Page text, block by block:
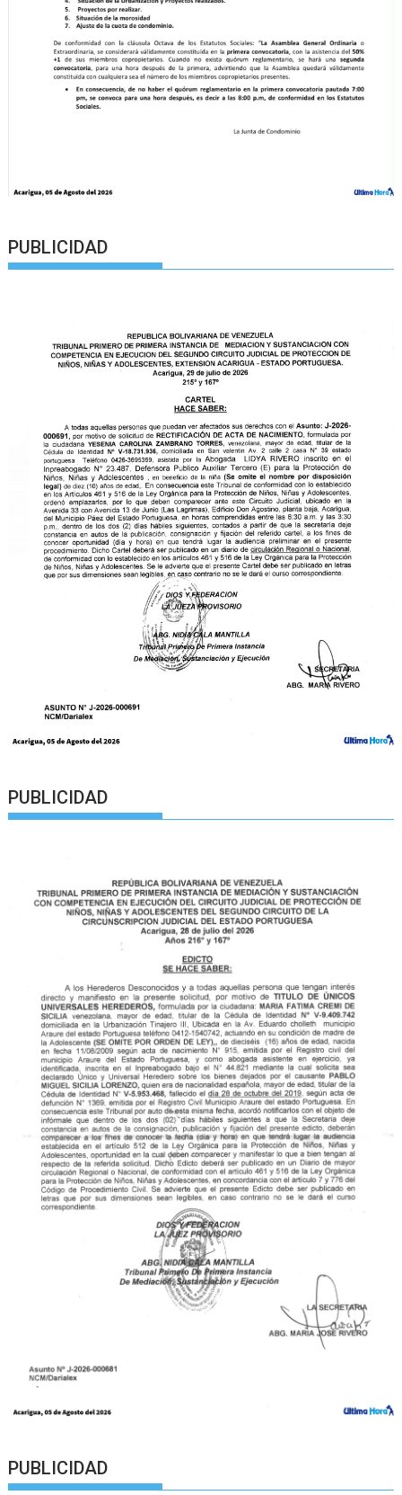
PUBLICIDAD
PUBLICIDAD
PUBLICIDAD